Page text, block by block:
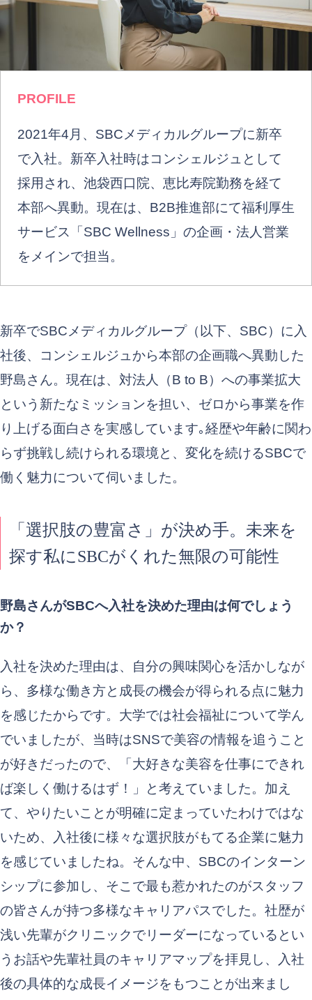
PROFILE
2021年4月、SBCメディカルグループに新卒
で入社。新卒入社時はコンシェルジュとして
採用され、池袋西口院、恵比寿院勤務を経て
本部へ異動。現在は、B2B推進部にて福利厚生
サービス「SBC Wellness」の企画・法人営業
をメインで担当。
新卒でSBCメディカルグループ（以下、SBC）に入
社後、コンシェルジュから本部の企画職へ異動した
野島さん。現在は、対法人（B to B）への事業拡大
という新たなミッションを担い、ゼロから事業を作
り上げる面白さを実感しています｡経歴や年齢に関わ
らず挑戦し続けられる環境と、変化を続けるSBCで
働く魅力について伺いました。
「選択肢の豊富さ」が決め手。未来を
探す私にSBCがくれた無限の可能性
野島さんがSBCへ入社を決めた理由は何でしょう
か？
入社を決めた理由は、自分の興味関心を活かしなが
ら、多様な働き方と成長の機会が得られる点に魅力
を感じたからです。大学では社会福祉について学ん
でいましたが、当時はSNSで美容の情報を追うこと
が好きだったので、「大好きな美容を仕事にできれ
ば楽しく働けるはず！」と考えていました。加え
て、やりたいことが明確に定まっていたわけではな
いため、入社後に様々な選択肢がもてる企業に魅力
を感じていましたね。そんな中、SBCのインターン
シップに参加し、そこで最も惹かれたのがスタッフ
の皆さんが持つ多様なキャリアパスでした。社歴が
浅い先輩がクリニックでリーダーになっているとい
うお話や先輩社員のキャリアマップを拝見し、入社
後の具体的な成長イメージをもつことが出来まし